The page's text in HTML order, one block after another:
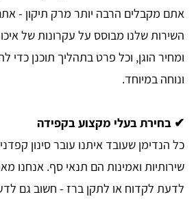
אתם מקבלים הרבה יותר מרק תיקון -
השירות שלנו מבוסס על עקרונות של
ומחיר הוגן, וכל פרט בתהליך תוכנן כדי
ונוחה במיוחד.
✔ בחירת בעלי מקצוע בקפידה
כל הנדימן שעובד איתנו עובר סינון קפדני
שירותיות ואמינות הם תנאי סף. אנחנו
לדעת לקדוח או לתקן ברז - חשוב גם